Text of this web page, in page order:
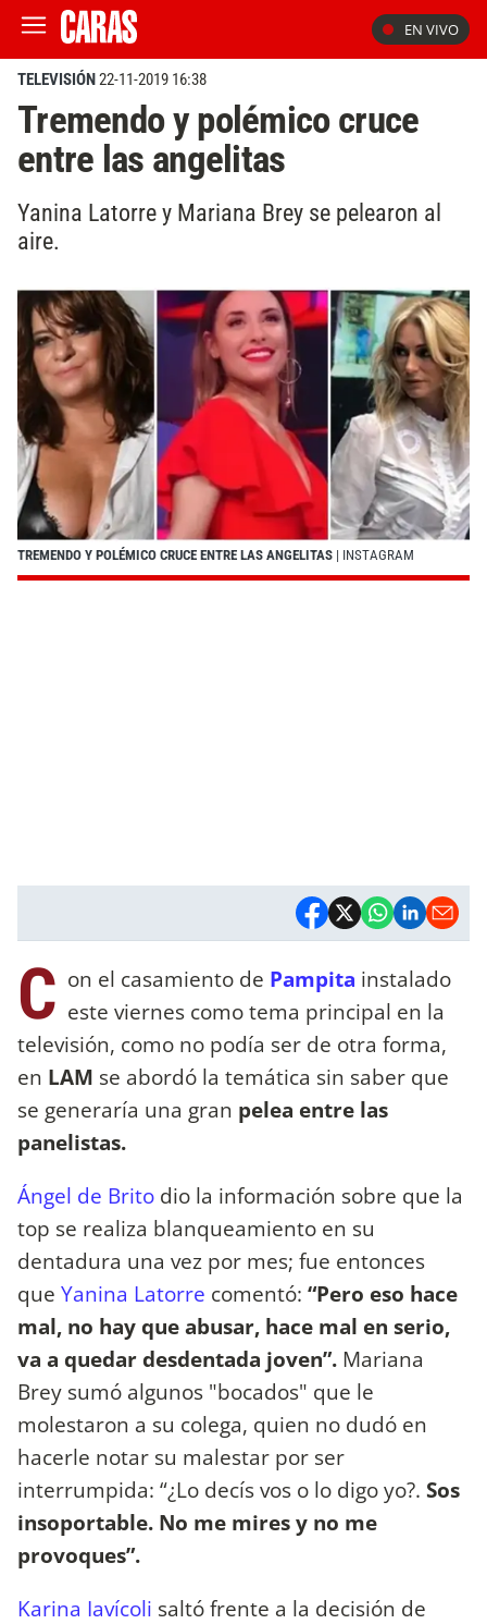
EN VIVO
TELEVISIÓN22-11-2019 16:38
Tremendo y polémico cruce
entre las angelitas
Yanina Latorre y Mariana Brey se pelearon al
aire.
TREMENDO Y POLÉMICO CRUCE ENTRE LAS ANGELITAS | INSTAGRAM
C on el casamiento de Pampita instalado
este viernes como tema principal en la
televisión, como no podía ser de otra forma,
en LAM se abordó la temática sin saber que
se generaría una gran pelea entre las
panelistas.
Ángel de Brito dio la información sobre que la
top se realiza blanqueamiento en su
dentadura una vez por mes; fue entonces
que Yanina Latorre comentó: “Pero eso hace
mal, no hay que abusar, hace mal en serio,
va a quedar desdentada joven”. Mariana
Brey sumó algunos "bocados" que le
molestaron a su colega, quien no dudó en
hacerle notar su malestar por ser
interrumpida: “¿Lo decís vos o lo digo yo?. Sos
insoportable. No me mires y no me
provoques”.
Karina Iavícoli saltó frente a la decisión de